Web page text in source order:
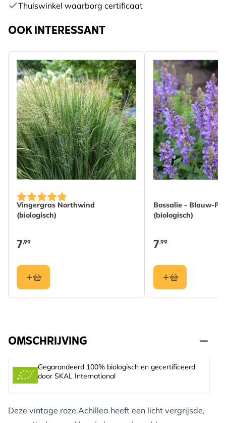
Thuiswinkel waarborg certificaat
OOK INTERESSANT
Vingergras Northwind
(biologisch)
7,99
Bossalie - Blauw-
(biologisch)
7,99
OMSCHRIJVING
Gegarandeerd 100% biologisch en gecertificeerd
door SKAL International
Deze vintage roze Achillea heeft een licht vergrijsde,